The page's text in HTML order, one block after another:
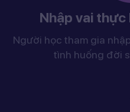
Nhập vai
Người học tham gia
tình huống đời